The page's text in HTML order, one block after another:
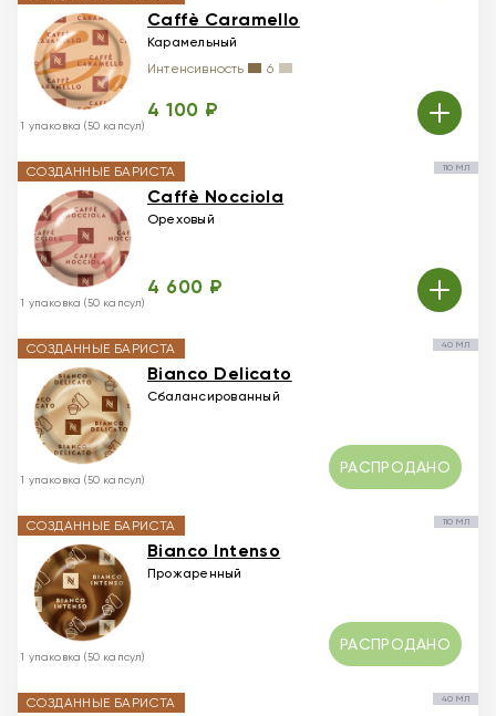
1 упаковка (50 капсул)
Caffè Caramello
Карамельный
Интенсивность
6
4 100 ₽
СОЗДАННЫЕ БАРИСТА
1 упаковка (50 капсул)
Caffè Nocciola
Ореховый
4 600 ₽
110 МЛ
СОЗДАННЫЕ БАРИСТА
1 упаковка (50 капсул)
Bianco Delicato
Сбалансированный
40 МЛ
РАСПРОДАНО
СОЗДАННЫЕ БАРИСТА
1 упаковка (50 капсул)
Bianco Intenso
Прожаренный
110 МЛ
РАСПРОДАНО
СОЗДАННЫЕ БАРИСТА 40 МЛ